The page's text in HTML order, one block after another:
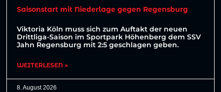
Saisonstart mit Niederlage gegen Regensburg
Viktoria Köln muss sich zum Auftakt der neuen
Drittliga-Saison im Sportpark Höhenberg dem SSV
Jahn Regensburg mit 2:5 geschlagen geben.
WEITERLESEN »
8. August 2026